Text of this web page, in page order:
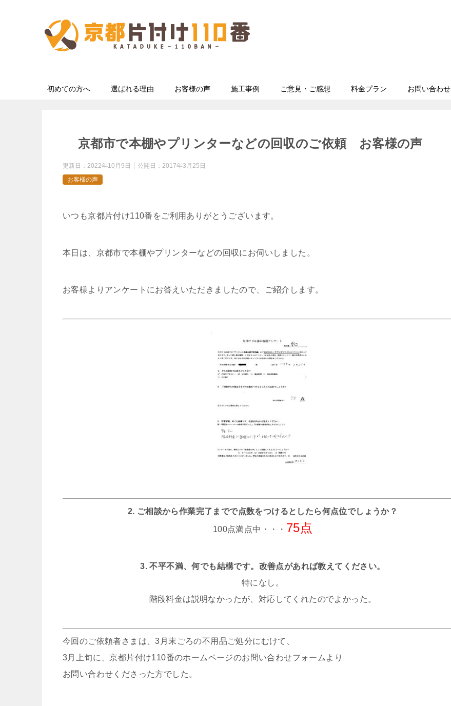
初めての方へ 選ばれる理由 お客様の声 施工事例 ご意見・ご感想 料金プラン お問い合わせ
京都市で本棚やプリンターなどの回収のご依頼 お客様の声
更新日： 2022年10月9日 公開日： 2017年3月25日
お客様の声
いつも京都片付け110番をご利用ありがとうございます。
本日は、京都市で本棚やプリンターなどの回収にお伺いしました。
お客様よりアンケートにお答えいただきましたので、ご紹介します。
2. ご相談から作業完了までで点数をつけるとしたら何点位でしょうか？
100点満点中・・・ 75点
3. 不平不満、何でも結構です。改善点があれば教えてください。
特になし。
階段料金は説明なかったが、対応してくれたのでよかった。
今回のご依頼者さまは、3月末ごろの不用品ご処分にむけて、
3月上旬に、京都片付け110番のホームページのお問い合わせフォームより
お問い合わせくださった方でした。